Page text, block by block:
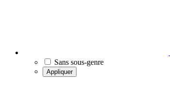
Sans sous-genre
Appliquer